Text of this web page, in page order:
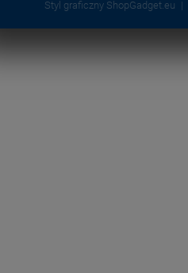
Styl graficzny ShopGadget.eu